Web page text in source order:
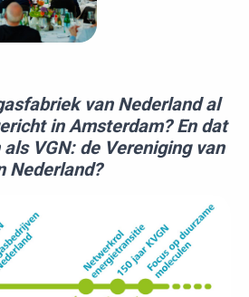
van Nederland al
in Amsterdam? En dat
VGN: de Vereniging van
Nederland?